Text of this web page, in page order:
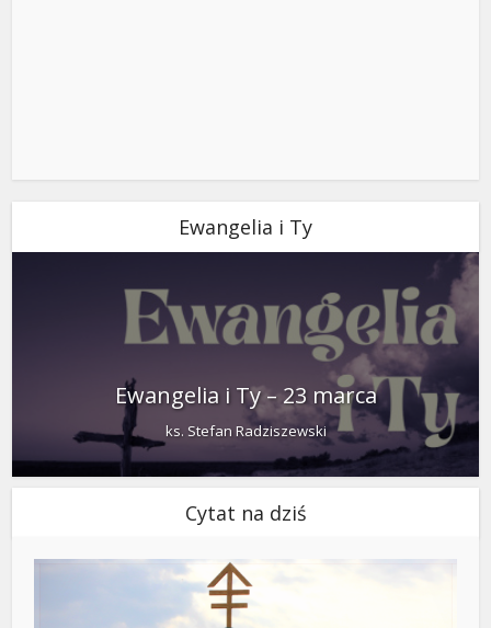
Ewangelia i Ty
Ewangelia i Ty – 23 marca
ks. Stefan Radziszewski
Cytat na dziś